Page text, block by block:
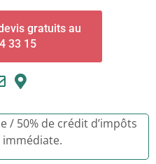
gratuits au
33 15
/ 50% de crédit d’impôts
immédiate.